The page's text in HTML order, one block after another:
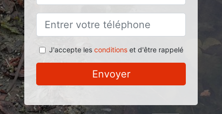
J'accepte les conditionset d'être rappelé
Envoyer